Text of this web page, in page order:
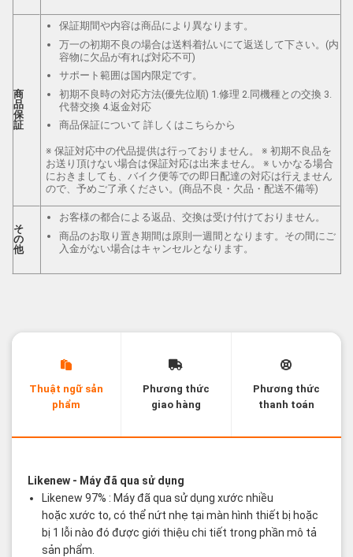
商
品
保
証
保証期間や内容は商品により異なります。
万一の初期不良の場合は送料着払いにて返送して下さい。(内
容物に欠品が有れば対応不可)
サポート範囲は国内限定です。
初期不良時の対応方法(優先位順) 1.修理 2.同機種との交換 3.
代替交換 4.返金対応
商品保証について 詳しくはこちらから
※ 保証対応中の代品提供は行っておりません。 ※ 初期不良品を
お送り頂けない場合は保証対応は出来ません。 ※ いかなる場合
におきましても、バイク便等での即日配達の対応は行えません
ので、予めご了承ください。(商品不良・欠品・配送不備等)
そ
の
他
お客様の都合による返品、交換は受け付けておりません。
商品のお取り置き期間は原則一週間となります。その間にご
入金がない場合はキャンセルとなります。
Thuật ngữ sản
phẩm
Phương thức
giao hàng
Phương thức
thanh toán
Likenew- Máy đã qua sử dụng
Likenew 97% : Máy đã qua sử dụng xước nhiều
hoặc xước to, có thể nứt nhẹ tại màn hình thiết bị hoặc
bị 1 lỗi nào đó được giới thiệu chi tiết trong phần mô tả
sản phẩm.